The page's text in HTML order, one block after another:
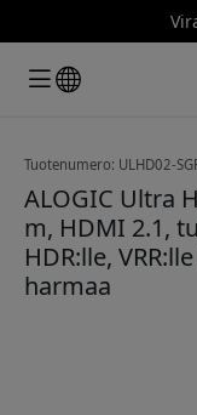
Tuotenumero: ULHD02-
ALOGIC Ultra
m, HDMI 2.1,
HDR:lle,
harmaa